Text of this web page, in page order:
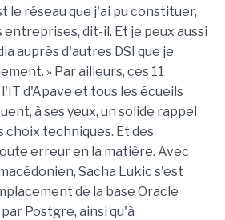
le réseau que j'ai pu constituer,
entreprises, dit-il. Et je peux aussi
auprès d'autres DSI que je
» Par ailleurs, ces 11
d'Apave et tous les écueils
à ses yeux, un solide rappel
choix techniques. Et des
erreur en la matière. Avec
Sacha Lukic s'est
de la base Oracle
Postgre, ainsi qu'à